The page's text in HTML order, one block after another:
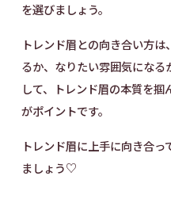
を選びましょう。
トレンド眉との向き合い方
るか、なりたい雰囲気にな
して、トレンド眉の本質を
がポイントです。
トレンド眉に上手に向き合
ましょう♡